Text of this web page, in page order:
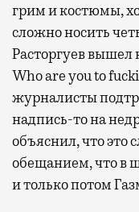
грим и костюмы,
сложно носить
Расторгуев вышел
Who are you to
журналисты
надпись-то на
объяснил, что это
обещанием, что в
и только потом